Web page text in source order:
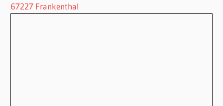
67227 Frankenthal